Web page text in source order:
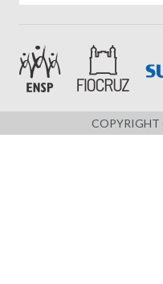
COPYRIGHT